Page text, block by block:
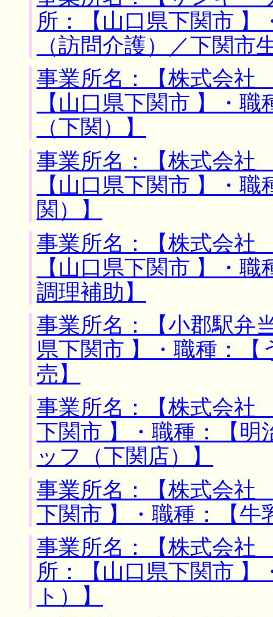
所：【山口県下関市
（訪問介護）／下関市
事業所名：【株式会
【山口県下関市 】・
（下関）】
事業所名：【株式会
【山口県下関市 】・
関）】
事業所名：【株式会
【山口県下関市 】・
調理補助】
事業所名：【小郡駅弁
県下関市 】・職種：
売】
事業所名：【株式会社
下関市 】・職種：【明
ッフ（下関店）】
事業所名：【株式会社
下関市 】・職種：【牛
事業所名：【株式会
所：【山口県下関市 】
ト）】